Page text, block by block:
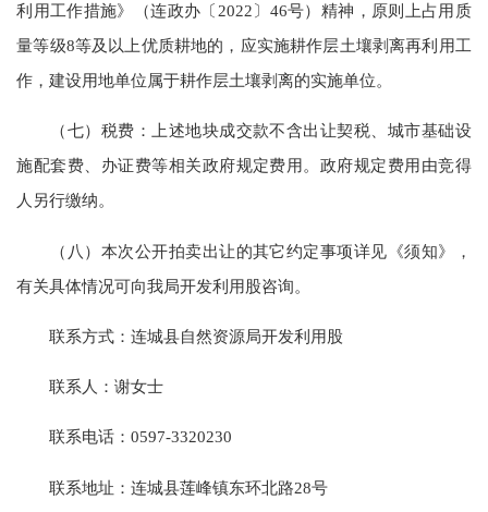
利用工作措施》（连政办〔2022〕46号）精神，原则上占用质
量等级8等及以上优质耕地的，应实施耕作层土壤剥离再利用工
作，建设用地单位属于耕作层土壤剥离的实施单位。
（七）税费：上述地块成交款不含出让契税、城市基础设
施配套费、办证费等相关政府规定费用。政府规定费用由竞得
人另行缴纳。
（八）本次公开拍卖出让的其它约定事项详见《须知》，
有关具体情况可向我局开发利用股咨询。
联系方式：连城县自然资源局开发利用股
联系人：谢女士
联系电话：0597-3320230
联系地址：连城县莲峰镇东环北路28号